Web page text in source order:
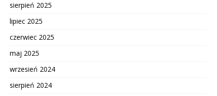
sierpień 2025
lipiec 2025
czerwiec 2025
maj 2025
wrzesień 2024
sierpień 2024